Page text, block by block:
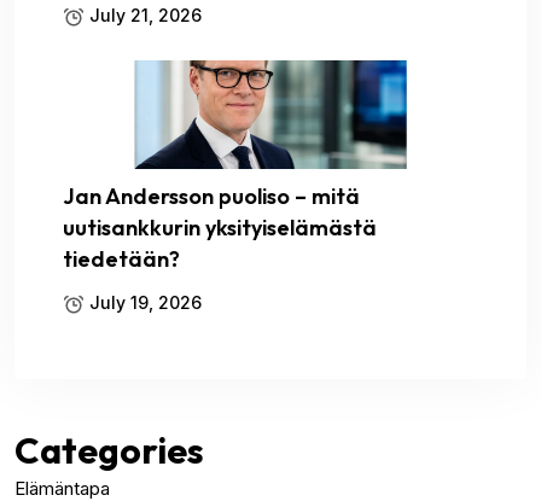
July 21, 2026
Jan Andersson puoliso – mitä
uutisankkurin yksityiselämästä
tiedetään?
July 19, 2026
Categories
Elämäntapa